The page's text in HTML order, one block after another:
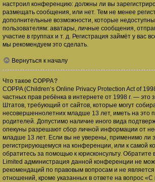
настроил конференцию: должны ли вы
размещать сообщения, или нет. Тем не менее
дополнительные возможности, которые
пользователям: аватары, личные сообщения,
участие в группах и т. д. Регистрация займёт у вас
мы рекомендуем это сделать.
Вернуться к началу
Что такое COPPA?
COPPA (Children’s Online Privacy Protection Act of
частных прав ребёнка в интернете от 1998 г. — это
Штатов, требующий от сайтов, которые могут
несовершеннолетних младше 13 лет, иметь на это
родителей. Допустимо наличие иного вида
опекуны разрешают сбор личной информации от
младше 13 лет. Если вы не уверены, применимо ли
регистрирующемуся на конференции, или к самой
обратитесь за помощью к юрисконсульту. Обратите
Limited администрация данной конференции не
рекомендаций по правовым вопросам и не
отношений, кроме указанных в ответе на вопрос «С